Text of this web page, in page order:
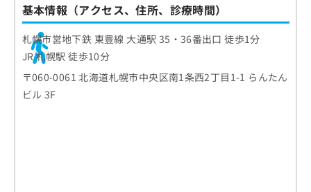
基本情報（アクセス、住所、診療時間）
札幌市営地下鉄 東豊線 大通駅 35・36番出口 徒歩1分
JR 札幌駅 徒歩10分
〒060-0061 北海道札幌市中央区南1条西2丁目1-1 らんたん
ビル 3F